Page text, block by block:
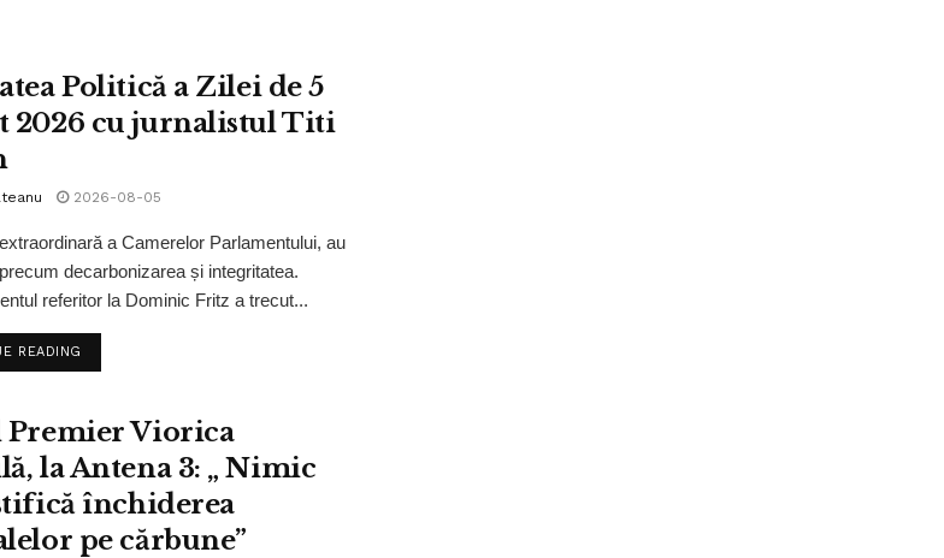
Politică a Zilei de 5
2026 cu jurnalistul Titi
2026-08-05
a Camerelor Parlamentului, au
decarbonizarea și integritatea.
referitor la Dominic Fritz a trecut...
READING
Premier Viorica
la Antena 3: „ Nimic
închiderea
pe cărbune”